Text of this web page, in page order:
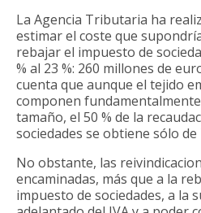
La Agencia Tributaria ha
estimar el coste que
rebajar el impuesto de
% al 23 %: 260 millones de
cuenta que aunque el tejido
componen
tamaño, el 50 % de la
sociedades se obtiene sólo
No obstante, las
encaminadas, más que a la
impuesto de sociedades, a la